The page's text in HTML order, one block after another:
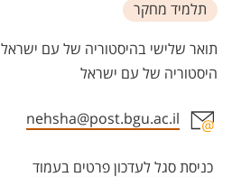
תלמיד מחקר
יחידות
תואר שלישי בהיסטוריה של עם ישראל
היסטוריה של עם ישראל
nehsha@post.bgu.ac.il
כניסת סגל לעדכון פרטים בעמוד